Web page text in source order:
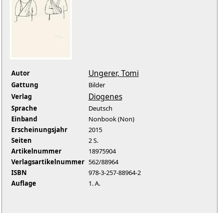
Autor Ungerer, Tomi
Gattung
Bilder
Verlag
Diogenes
Sprache
Deutsch
Einband
Nonbook (Non)
Erscheinungsjahr
2015
Seiten
2 S.
Artikelnummer
18975904
Verlagsartikelnummer 562/88964
ISBN
978-3-257-88964-2
Auflage
1. A.